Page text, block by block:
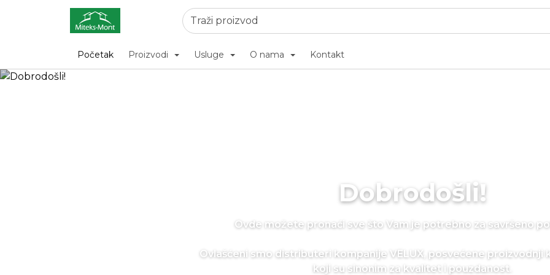
Početak Proizvodi Usluge O nama Kontakt
Dobrodošli!
Ovde možete pronaći sve što Vam je potrebno za savršeno
Ovlašćeni smo distributeri kompanije VELUX, posvećene proizvodnji
koji su sinonim za kvalitet i pouzdanost.